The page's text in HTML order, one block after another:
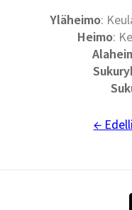
Yläheimo:
Heimo:
←